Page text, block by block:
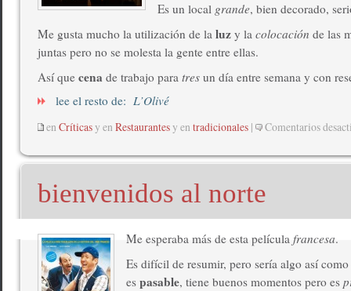
Es un local grande, bien decorado,
Me gusta mucho la utilización de la luzy la colocación de las
juntas pero no se molesta la gente entre ellas.
Así que cenade trabajo para tresun día entre semana y con
lee el resto de: L’Olivé
en Críticasy en Restaurantesy en tradicionales | Comentarios
bienvenidos al norte
Me esperaba más de esta película francesa.
Es difícil de resumir, pero sería algo así
es pasable, tiene buenos momentos pero es